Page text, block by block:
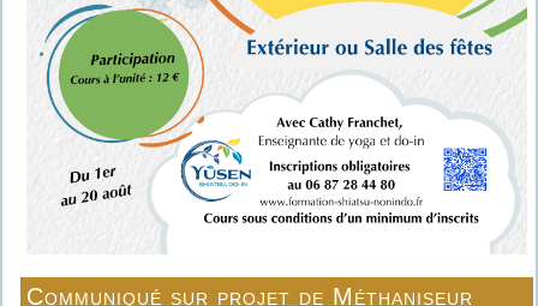
Communiqué sur projet de Méthaniseur